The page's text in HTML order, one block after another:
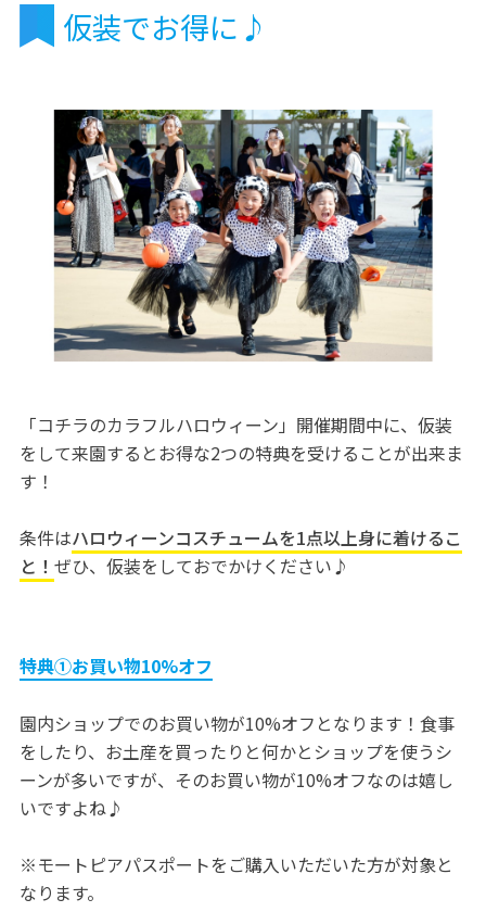
仮装でお得に♪
「コチラのカラフルハロウィーン」開催期間中に、仮装
をして来園するとお得な2つの特典を受けることが出来ま
す！
条件はハロウィーンコスチュームを1点以上身に着けるこ
と！ ぜひ、仮装をしておでかけください♪
特典①お買い物10%オフ
園内ショップでのお買い物が10%オフとなります！食事
をしたり、お土産を買ったりと何かとショップを使うシ
ーンが多いですが、そのお買い物が10%オフなのは嬉し
いですよね♪
※モートピアパスポートをご購入いただいた方が対象と
なります。